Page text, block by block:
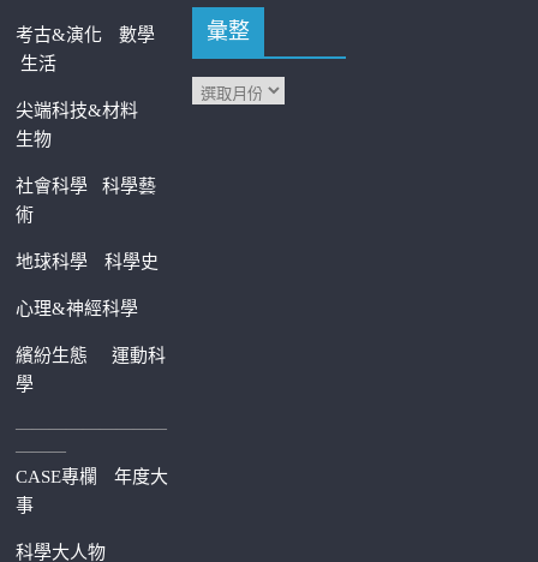
考古&演化
數學
生活
尖端科技&材料
生物
社會科學科學藝
術
地球科學 科學史
心理&神經科學
繽紛生態運動科
學
—————————
———
CASE專欄
年度大
事
科學大人物
彙整